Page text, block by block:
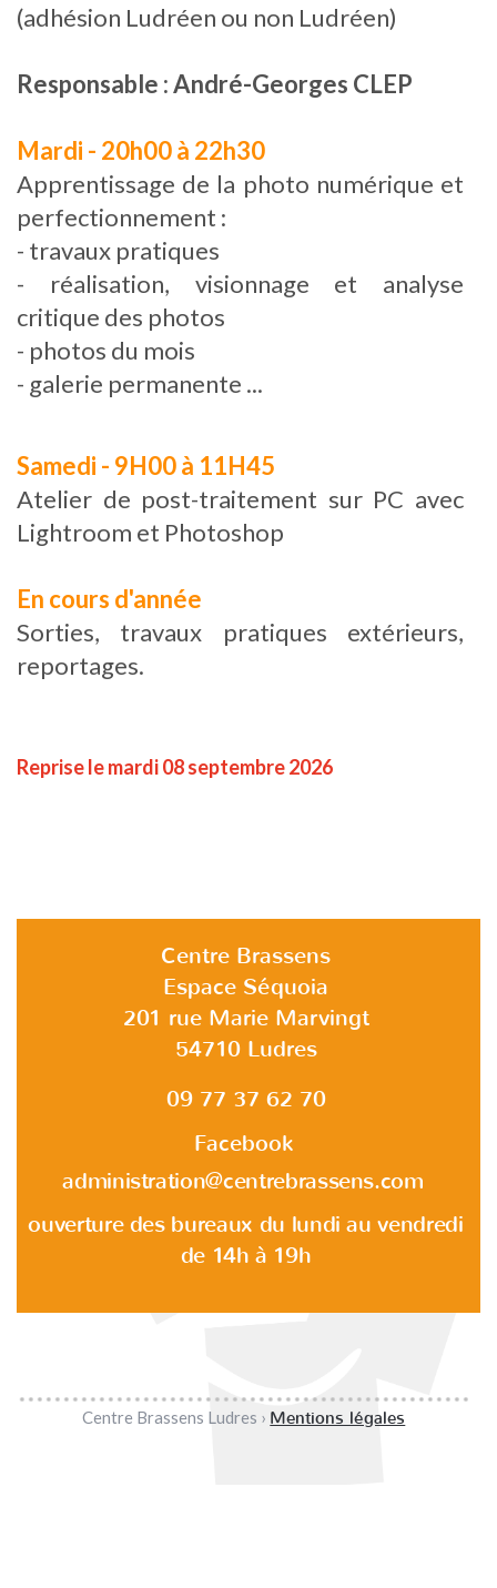
(adhésion Ludréen ou non Ludréen)
Responsable : André-Georges CLEP
Mardi - 20h00 à 22h30
Apprentissage de la photo numérique et
perfectionnement :
- travaux pratiques
- réalisation, visionnage et analyse
critique des photos
- photos du mois
- galerie permanente ...
Samedi - 9H00 à 11H45
Atelier de post-traitement sur PC avec
Lightroom et Photoshop
En cours d'année
Sorties, travaux pratiques extérieurs,
reportages.
Reprise le mardi 08 septembre 2026
Centre Brassens
Espace Séquoia
201 rue Marie Marvingt
54710 Ludres
09 77 37 62 70
Facebook
administration@centrebrassens.com
ouverture des bureaux du lundi au vendredi
de 14h à 19h
Centre Brassens Ludres › Mentions légales